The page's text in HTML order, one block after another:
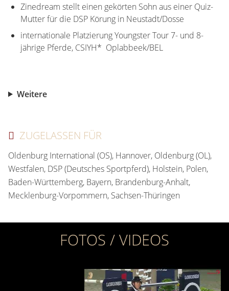
Zinedream stellt einen gekörten Sohn aus einer Quiz-
Mutter für die DSP Körung in Neustadt/Dosse
internationale Platzierung Youngster Tour 7- und 8-
jährige Pferde, CSIYH* Oplabbeek/BEL
Weitere
ZUGELASSEN FÜR
Oldenburg International (OS), Hannover, Oldenburg (OL),
Westfalen, DSP (Deutsches Sportpferd), Holstein, Polen,
Baden-Württemberg, Bayern, Brandenburg-Anhalt,
Mecklenburg-Vorpommern, Sachsen-Thüringen
FOTOS / VIDEOS